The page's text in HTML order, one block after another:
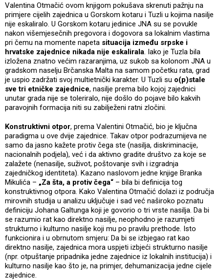
Valentina Otmačić ovom knjigom pokušava skrenuti pažnju na
primjere cijelih zajednica u Gorskom kotaru i Tuzli u kojima nasilje
nije eskaliralo. U Gorskom kotaru jedinice JNA su se povukle
nakon višemjesečnih pregovora i dogovora sa lokalnim vlastima
pri čemu na momente napeta situacija između srpske i
hrvatske zajednice nikada nije eskalirala. Iako je Tuzla bila
izložena znatno većim razaranjima, uz sukob sa kolonom JNA u
gradskom naselju Brčanska Malta na samom početku rata, grad
je uspio zadržati svoj multietnički karakter. U Tuzli su o(p)stale
sve tri etničke zajednice, nasilje prema bilo kojoj zajednici
unutar grada nije se toleriralo, nije došlo do pojave bilo kakvih
paravojnih formacija niti su zabilježeni ratni zločini.
Konstruktivni otpor, prema Valentini Otmačić, bio je ključna
paradigma u ove dvije zajednice. Takav otpor podrazumijeva ne
samo da jasno kažete protiv čega ste (nasilja, diskriminacije,
nacionalnih podjela), već i da aktivno gradite društvo za koje se
zalažete (nenasilje, suživot, poštovanje svih i izgradnja
zajedničkog identiteta). Kazano naslovom jedne knjige Branka
Mikulića – „Za šta, a protiv čega“ – bila bi definicija tog
konstruktivnog otpora. Kako Valentina Otmačić dolazi iz područja
mirovnih studija u analizu uključuje i sad već naširoko poznatu
definiciju Johana Galtunga koji je govorio o tri vrste nasilja. Da bi
se razumio rat kao direktno nasilje, neophodno je razumjeti
strukturno i kulturno nasilje koji mu po pravilu prethode. Isto
funkcionira i u obrnutom smjeru: Da bi se izbjegao rat kao
direktno nasilje, zajednica mora uspjeti izbjeći strukturno nasilje
(npr. otpuštanje pripadnika jedne zajednice iz lokalnih institucija) i
kulturno nasilje kao što je, na primjer, dehumanizacija jedne cijele
zajednice.